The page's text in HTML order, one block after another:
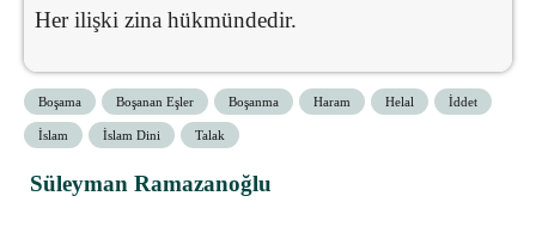
Her ilişki zina hükmündedir.
Boşama Boşanan Eşler Boşanma Haram Helal İddet
İslam İslam Dini Talak
Süleyman Ramazanoğlu